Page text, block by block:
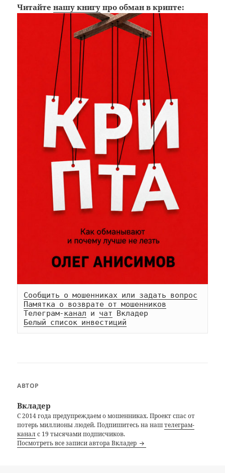
Читайтенашу книгу про обман в крипте:
Сообщить о мошенниках или задать вопрос
Памятка о возврате от мошенников
Телеграм-канал и чат
Белый список инвестиций
АВТОР
Вкладер
С 2014 года предупреждаем о мошенниках. Проект спас от
потерь миллионы людей. Подпишитесь на наштелеграм-
каналс 19 тысячами подписчиков.
Посмотреть все записи автора Вкладер